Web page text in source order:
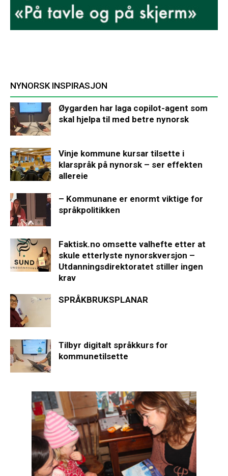
NYNORSK INSPIRASJON
Øygarden har laga copilot-agent som
skal hjelpa til med betre nynorsk
Vinje kommune kursar tilsette i
klarspråk på nynorsk – ser effekten
allereie
– Kommunane er enormt viktige for
språkpolitikken
Faktisk.no omsette valhefte etter at
skule etterlyste nynorskversjon –
Utdanningsdirektoratet stiller ingen
krav
SPRÅKBRUKSPLANAR
Tilbyr digitalt språkkurs for
kommunetilsette